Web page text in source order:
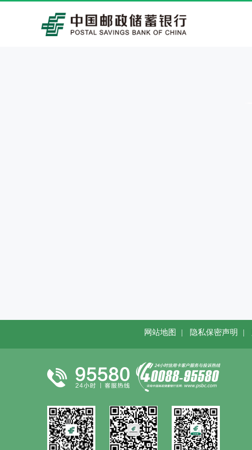
网站地图 | 隐私保密声明 |